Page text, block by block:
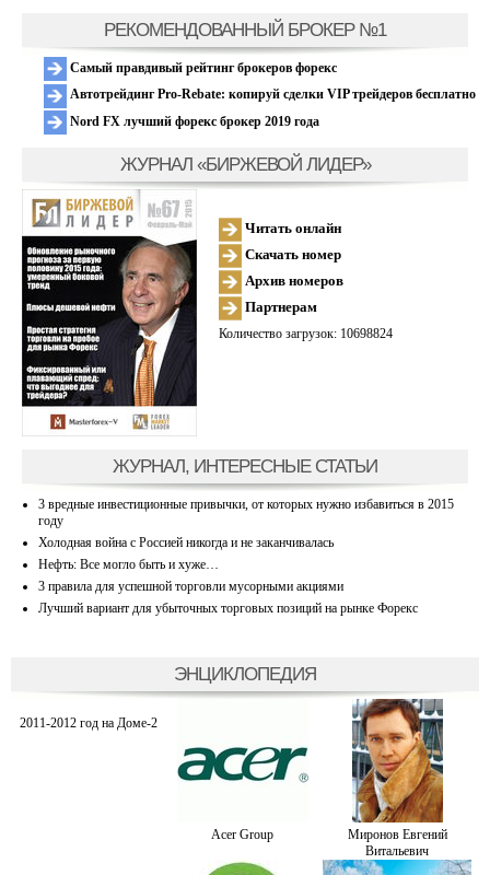
РЕКОМЕНДОВАННЫЙ БРОКЕР №1
Самый правдивый рейтинг брокеров форекс
Автотрейдинг Pro-Rebate: копируй сделки VIP трейдеров бесплатно
Nord FX лучший форекс брокер 2019 года
ЖУРНАЛ «БИРЖЕВОЙ ЛИДЕР»
Читать онлайн
Скачать номер
Архив номеров
Партнерам
Количество загрузок: 10698824
ЖУРНАЛ, ИНТЕРЕСНЫЕ СТАТЬИ
3 вредные инвестиционные привычки, от которых нужно избавиться в 2015
году
Холодная война с Россией никогда и не заканчивалась
Нефть: Все могло быть и хуже…
3 правила для успешной торговли мусорными акциями
Лучший вариант для убыточных торговых позиций на рынке Форекс
ЭНЦИКЛОПЕДИЯ
2011-2012 год на Доме-2
Acer Group
Миронов Евгений
Витальевич